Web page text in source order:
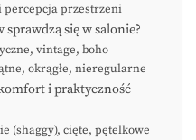
percepcja przestrzeni
sprawdzą się w salonie?
vintage, boho
okrągłe, nieregularne
i praktyczność
(shaggy), cięte, pętelkowe